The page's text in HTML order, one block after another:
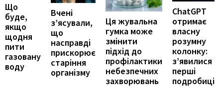
Що
буде,
якщо
щодня
пити
газовану
воду
Вчені
з’ясували,
що
насправді
прискорює
старіння
організму
Ця жувальна
гумка може
змінити
підхід до
профілактики
небезпечних
захворювань
ChatGPT
отримає
власну
розумну
колонку:
з’явилися
перші
подробиці